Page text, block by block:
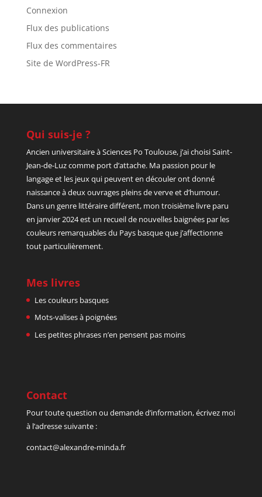
Connexion
Flux des publications
Flux des commentaires
Site de WordPress-FR
Qui suis-je ?
Ancien universitaire à Sciences Po Toulouse, j’ai choisi Saint-
Jean-de-Luz comme port d’attache. Ma passion pour le
langage et les jeux qui peuvent en découler ont donné
naissance à deux ouvrages pleins de verve et d’humour.
Dans un genre littéraire différent, mon troisième livre paru
en janvier 2024 est un recueil de nouvelles baignées par les
couleurs remarquables du Pays basque que j’affectionne
tout particulièrement.
Mes livres
Les couleurs basques
Mots-valises à poignées
Les petites phrases n’en pensent pas moins
Contact
Pour toute question ou demande d’information, écrivez moi
à l’adresse suivante :
contact@alexandre-minda.fr